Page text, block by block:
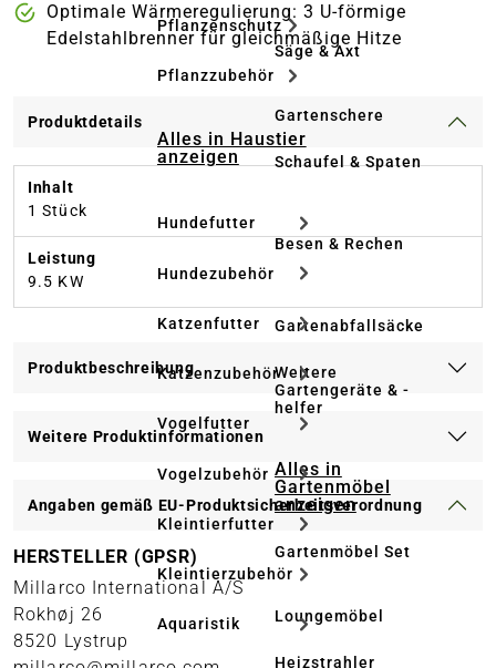
Pflanzenschutz
Pflanzzubehör
Alles in Haustier
anzeigen
Hundefutter
Hundezubehör
Katzenfutter
Katzenzubehör
Vogelfutter
Vogelzubehör
Kleintierfutter
Kleintierzubehör
Aquaristik
Säge & Axt
Gartenschere
Schaufel & Spaten
Besen & Rechen
Gartenabfallsäcke
Weitere
Gartengeräte & -
helfer
Alles in
Gartenmöbel
anzeigen
Gartenmöbel Set
Loungemöbel
Heizstrahler
Optimale Wärmeregulierung: 3 U-förmige
Edelstahlbrenner für gleichmäßige Hitze
Produktdetails
Inhalt
1 Stück
Leistung
9.5 KW
Produktbeschreibung
Weitere Produktinformationen
Angaben gemäß EU-Produktsicherheitsverordnung
HERSTELLER (GPSR)
Millarco International A/S
Rokhøj 26
8520 Lystrup